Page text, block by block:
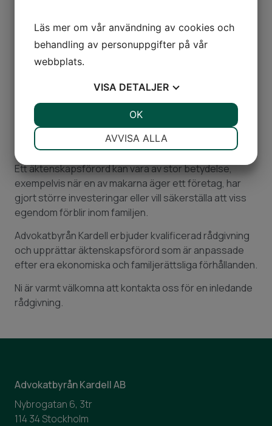
Ett äktenskapsförord ger makar eller blivande makar
möjlighet att själva reglera hur deras egendom ska
behandlas vid en eventuell äktenskapsskillnad.
Som huvudregel utgör makars egendom
giftorättsgods, vilket innebär att den ska ingå i en
bodelning och delas lika mellan makarna. Genom ett
äktenskapsförord kan ni istället bestämma att viss
egendom ska vara enskild egendom och därmed
undantas från en framtida bodelning.
Ett äktenskapsförord kan vara av stor betydelse,
exempelvis när en av makarna äger ett företag, har
gjort större investeringar eller vill säkerställa att viss
egendom förblir inom familjen.
Advokatbyrån Kardell erbjuder kvalificerad rådgivning
och upprättar äktenskapsförord som är anpassade
efter era ekonomiska och familjerättsliga förhållanden.
Ni är varmt välkomna att kontakta oss för en inledande
rådgivning.
Advokatbyrån Kardell AB
Nybrogatan 6, 3tr
114 34 Stockholm
Läs mer om vår användning av cookies och
behandling av personuppgifter på vår
webbplats.
VISA DETALJER
MARKNADSFÖRING STATISTIK
AVVISA ALLA
OK